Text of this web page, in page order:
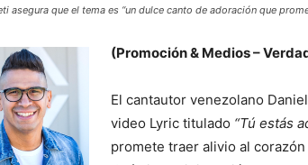
asegura que el tema es “un dulce canto de adoración que
(Promoción & Medios –
El cantautor venezolano
video Lyric titulado “Tú estás
promete traer alivio al